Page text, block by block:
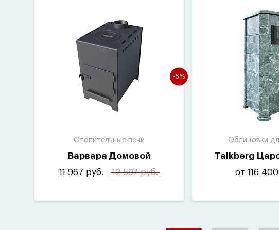
-5%
Отопительные печи
Варвара Домовой
11 967 руб.
12 597 руб.
Облицовки
Talkberg
от 116